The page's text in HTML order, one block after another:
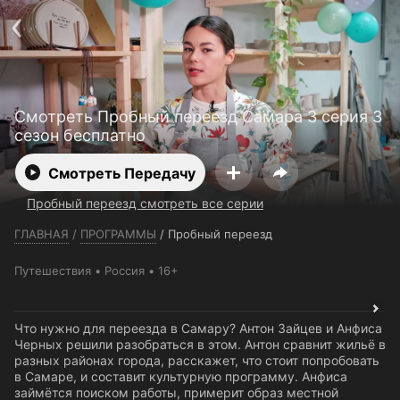
Смотреть Пробный переезд Самара 3 серия 3
сезон бесплатно
Смотреть Передачу
Пробный переезд смотреть все серии
ГЛАВНАЯ / ПРОГРАММЫ / Пробный переезд
Путешествия Россия 16+
Что нужно для переезда в Самару? Антон Зайцев и Анфиса
Черных решили разобраться в этом. Антон сравнит жильё в
разных районах города, расскажет, что стоит попробовать
в Самаре, и составит культурную программу. Анфиса
займётся поиском работы, примерит образ местной
Телефон поддержки: +7 (727) 323 10 92
Пользовательское соглашение
Политика конфиденциальности
Открыть приложение
Ввести промокод